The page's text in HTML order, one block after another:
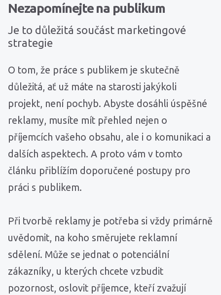
Nezapomínejte na publikum
Je to důležitá součást marketingové
strategie
O tom, že práce s publikem je skutečně
důležitá, ať už máte na starosti jakýkoli
projekt, není pochyb. Abyste dosáhli úspěšné
reklamy, musíte mít přehled nejen o
příjemcích vašeho obsahu, ale i o komunikaci a
dalších aspektech. A proto vám v tomto
článku přiblížím doporučené postupy pro
práci s publikem.
Při tvorbě reklamy je potřeba si vždy primárně
uvědomit, na koho směrujete reklamní
sdělení. Může se jednat o potenciální
zákazníky, u kterých chcete vzbudit
pozornost, oslovit příjemce, kteří zvažují